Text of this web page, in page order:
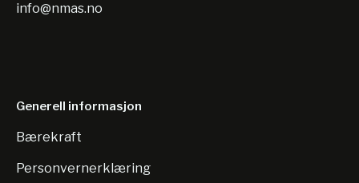
info@nmas.no
Generell informasjon
Bærekraft
Personvernerklæring